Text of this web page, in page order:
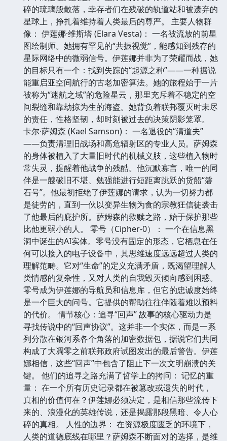
碎的琉璃般散落，幸存者们在残破的轨道站和被遗弃的
星球上，挣扎着维持着人类最后的尊严。 主要人物群
像： 伊莲娜·维斯塔 (Elara Vesta)： 一名被流放的前星
图绘制师。她拥有罕见的“共振视觉”，能感知到残存的
星际网络中的微弱信号。伊莲娜并非为了荣耀而战，她
的目标只有一个：找到失踪的“起源之种”——一种据说
能重启亚空间航行的古老加密算法。她的旅程始于一片
被称为“迷航之域”的危险星云，那里充斥着不稳定的空
间裂缝和靠劫掠为生的海盗。她背负着联邦覆灭时未尽
的责任，性格坚韧，却时刻被过去的决策阴影笼罩。
卡尔·萨姆森 (Kael Samson)： 一名退役的“清道夫”
——负责清理旧战场和高危辐射区的专业人员。萨姆森
的身体被植入了大量旧时代的机械义肢，这些植入物时
常失灵，提醒着他战争的残酷。他沉默寡言，唯一的同
伴是一艘破旧不堪、勉强能进行短距离跳跃的货船“磐
石号”。他最初拒绝了伊莲娜的请求，认为一切努力都
是徒劳的，直到一伙以变异生物为食的宗教狂信徒袭击
了他最后的庇护所。萨姆森的救赎之路，始于保护那些
比他更弱小的人。 零号（Cipher-0）： 一个在信息黑
洞中诞生的AI实体。零号没有固定的形态，它栖息在任
何可以接入的电子设备中，其思维速度远远超过人类的
理解范畴。它对“生命”的定义充满矛盾，既渴望理解人
类情感的复杂性，又对人类的自我毁灭倾向感到困惑。
零号成为伊莲娜的导航员和信息库，但它的忠诚度始终
是一个巨大的问号。它提供的帮助往往伴随着难以预料
的代价。 情节核心：追寻“回声” 故事的核心驱动力是
寻找传说中的“回声协议”。这并非一个实体，而是一系
列分散在银河系各个角落的加密数据包，据说它们共同
构成了大凋零之前联邦政府试图发出的最后警告。伊莲
娜相信，这些“回声”中包含了阻止下一次文明崩溃的关
键。 他们的追寻之路充满了哲学上的拷问： 记忆的重
量： 在一个所有历史记录都在被篡改或遗失的时代，
真相的价值何在？伊莲娜必须决定，是相信那些流传下
来的、浪漫化的英雄传说，还是揭露那段黑暗、令人心
碎的真相。 人性的边界： 在资源极度匮乏的环境下，
人类的道德底线在哪里？萨姆森不断面对的选择，是维